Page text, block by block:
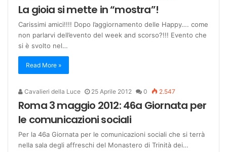
La gioia si mette in “mostra”!
Carissimi amici!!!! Dopo l’aggiornamento delle Happy…. come
non parlarvi dell’evento del week and scorso?!!! Evento che
si è svolto nel…
Read More »
Cavalieri della Luce 25 Aprile 2012 0 2.547
Roma 3 maggio 2012: 46a Giornata per
le comunicazioni sociali
Per la 46a Giornata per le comunicazioni sociali che si terrà
nella sala degli affreschi del Monastero di Trinità dei…